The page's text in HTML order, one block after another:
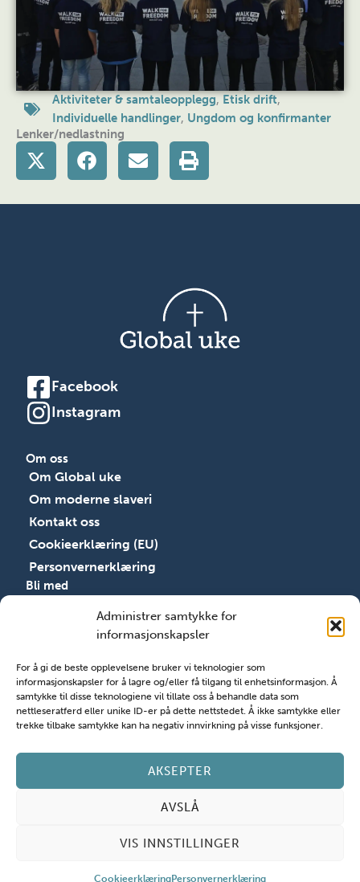
Administrer samtykke for
informasjonskapsler
For å gi de beste opplevelsene bruker vi teknologier som
informasjonskapsler for å lagre og/eller få tilgang til enhetsinformasjon. Å
samtykke til disse teknologiene vil tillate oss å behandle data som
nettleseratferd eller unike ID-er på dette nettstedet. Å ikke samtykke eller
trekke tilbake samtykke kan ha negativ innvirkning på visse funksjoner.
AKSEPTER
AVSLÅ
VIS INNSTILLINGER
CookieerklæringPersonvernerklæring
Aktiviteter & samtaleopplegg, Etisk drift,
Individuelle handlinger, Ungdom og konfirmanter
Lenker/nedlastning
Facebook
Instagram
Om oss
Om Global uke
Om moderne slaveri
Kontakt oss
Cookieerklæring (EU)
Personvernerklæring
Bli med
Registrer arrangement
Søk støtte
Nettsmed